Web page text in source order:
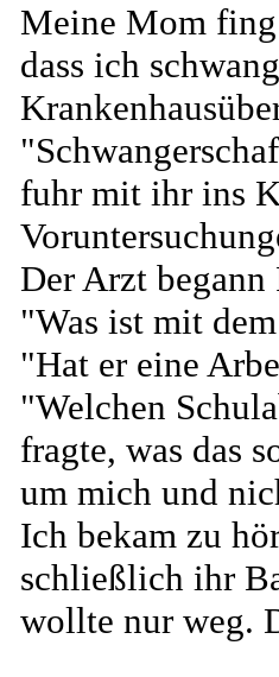
Meine Mom
dass ich
fuhr mit ihr ins
Der Arzt
"Was ist mit
"Hat er eine
"Welchen
fragte, was das
um mich und
Ich bekam zu
schließlich ihr
wollte nur weg.